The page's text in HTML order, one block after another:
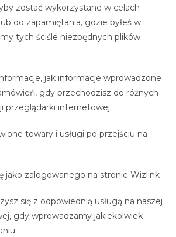
zostać wykorzystane w celach
do zapamiętania, gdzie byłeś w
tych ściśle niezbędnych plików
jak informacje wprowadzone
gdy przechodzisz do różnych
przeglądarki internetowej
towary i usługi po przejściu na
jako zalogowanego na stronie Wizlink
się z odpowiednią usługą na naszej
gdy wprowadzamy jakiekolwiek